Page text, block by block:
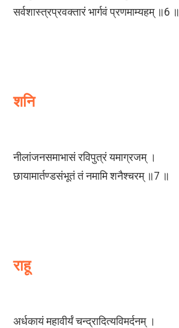
सर्वशास्त्रप्रवक्तारं भार्गवं प्रणमाम्यहम् ॥6 ॥
शनि
नीलांजनसमाभासं रविपुत्रं यमाग्रजम् ।
छायामार्तण्डसंभूतं तं नमामि शनैश्चरम् ॥7 ॥
राहू
अर्धकायं महावीर्यं चन्द्रादित्यविमर्दनम् ।